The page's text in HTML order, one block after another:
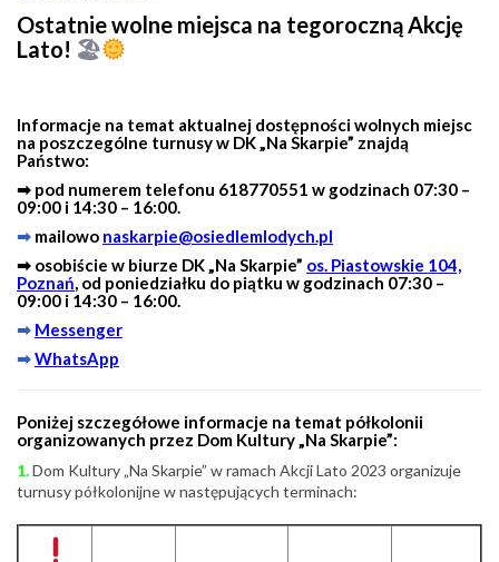
Ostatnie wolne miejsca na tegoroczną Akcję
Lato! 🏖
Informacje na temat aktualnej dostępności wolnych miejsc
na poszczególne turnusy w DK „Na Skarpie” znajdą
Państwo:
➡ pod numerem telefonu 618770551 w godzinach 07:30 –
09:00 i 14:30 – 16:00.
➡ mailowo naskarpie@osiedlemlodych.pl
➡ osobiście w biurze DK „Na Skarpie” os. Piastowskie 104,
Poznań , od poniedziałku do piątku w godzinach 07:30 –
09:00 i 14:30 – 16:00.
➡ Messenger
➡WhatsApp
Poniżej szczegółowe informacje na temat półkolonii
organizowanych przez Dom Kultury „Na Skarpie”:
1.Dom Kultury „Na Skarpie” w ramach Akcji Lato 2023 organizuje
turnusy półkolonijne w następujących terminach: